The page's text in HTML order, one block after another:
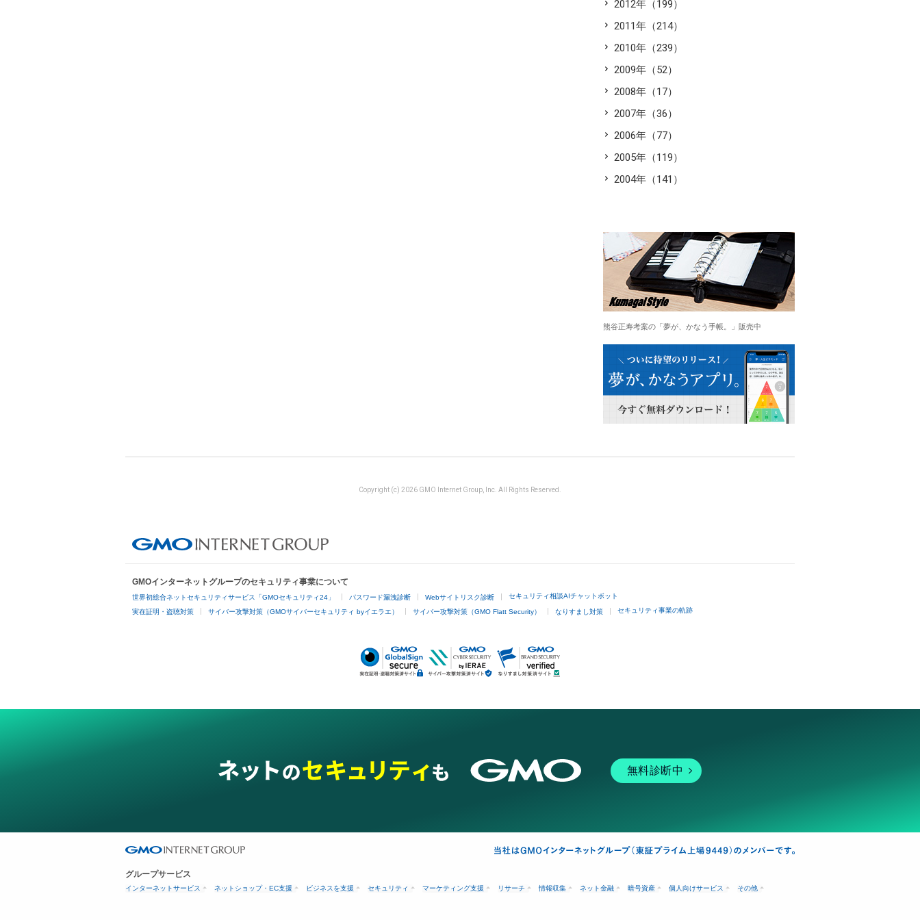
2012年（199）
2011年（214）
2010年（239）
2009年（52）
2008年（17）
2007年（36）
2006年（77）
2005年（119）
2004年（141）
熊谷正寿考案の「夢が、かなう手帳。」販売中
Copyright (c) 2026 GMO Internet Group, Inc. All Rights Reserved.
GMOインターネットグループのセキュリティ事業について
世界初総合ネットセキュリティサービス「GMOセキュリティ24」 パスワード漏洩診断 Webサイトリスク診断 セキュリティ相談AIチャットボット
実在証明・盗聴対策 サイバー攻撃対策（GMOサイバーセキュリティ byイエラエ） サイバー攻撃対策（GMO Flatt Security） なりすまし対策 セキュリティ事業の軌跡
無料診断中
グループサービス
インターネットサービス ネットショップ・EC支援 ビジネスを支援 セキュリティ マーケティング支援 リサーチ 情報収集 ネット金融 暗号資産 個人向けサービス その他